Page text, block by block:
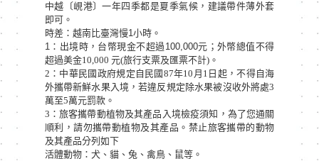
中越〔峴港〕一年四季都是夏季氣候，建議帶件薄外套
即可。
時差：越南比臺灣慢1小時。
1：出境時，台幣現金不超過100,000元 ；外幣總值不得
超過美金10,000 元(旅行支票及匯票不計)。
2：中華民國政府規定自民國87年10月1日起，不得自海
外攜帶新鮮水果入境，若違反規定除水果被沒收外將處3
萬至5萬元罰款。
3：旅客攜帶動植物及其產品入境檢疫須知，為了您通關
順利，請勿攜帶動植物及其產品。禁止旅客攜帶的動物
及其產品分列如下
活體動物：犬、貓、兔、禽鳥、鼠等。